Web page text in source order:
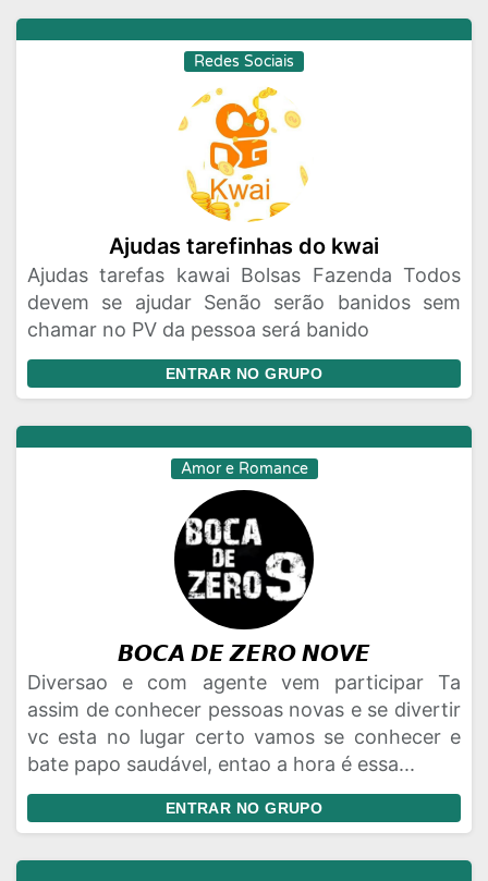
Redes Sociais
Ajudas tarefinhas do kwai
Ajudas tarefas kawai Bolsas Fazenda Todos
devem se ajudar Senão serão banidos sem
chamar no PV da pessoa será banido
ENTRAR NO GRUPO
Amor e Romance
𝘽𝙊𝘾𝘼 𝘿𝙀 𝙕𝙀𝙍𝙊 𝙉𝙊𝙑𝙀
Diversao e com agente vem participar Ta
assim de conhecer pessoas novas e se divertir
vc esta no lugar certo vamos se conhecer e
bate papo saudável, entao a hora é essa...
ENTRAR NO GRUPO